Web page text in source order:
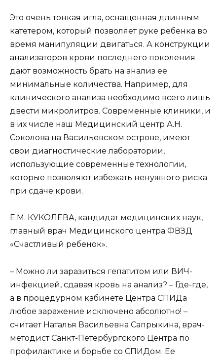
Это очень тонкая игла, оснащенная длинным
катетером, который позволяет руке ребенка во
время манипуляции двигаться. А конструкции
анализаторов крови последнего поколения
дают возможность брать на анализ ее
минимальные количества. Например, для
клинического анализа необходимо всего лишь
двести микролитров. Современные клиники, и
в их числе наш Медицинский центр А.Н.
Соколова на Васильевском острове, имеют
свои диагностические лаборатории,
использующие современные технологии,
которые позволяют избежать ненужного риска
при сдаче крови.
Е.М. КУКОЛЕВА, кандидат медицинских наук,
главный врач Медицинского центра ФВЗД
«Счастливый ребенок».
– Можно ли заразиться гепатитом или ВИЧ-
инфекцией, сдавая кровь на анализ? – Где-где,
а в процедурном кабинете Центра СПИДа
любое заражение исключено абсолютно! –
считает Наталья Васильевна Сапрыкина, врач-
методист Санкт-Петербургского Центра по
профилактике и борьбе со СПИДом. Ее